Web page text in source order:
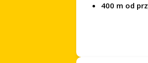
400 m od